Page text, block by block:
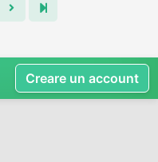
Creare un account